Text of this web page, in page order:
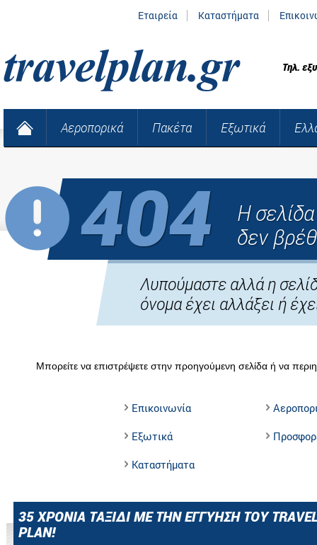
Εταιρεία Καταστήματα
Τηλ.
Αεροπορικά Πακέτα Εξωτικά
Η
δεν
Λυπούμαστε αλλά η
όνομα έχει αλλάξει ή
Μπορείτε να επιστρέψετε στην προηγούμενη σελίδα ή να
Επικοινωνία
Εξωτικά
Καταστήματα
35 ΧΡΟΝΙΑ ΤΑΞΙΔΙ ΜΕ ΤΗΝ ΕΓΓΥΗΣΗ ΤΟΥ
PLAN!